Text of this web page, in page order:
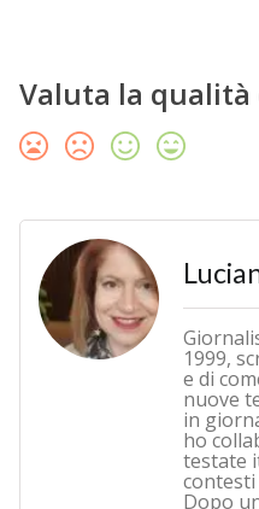
Valuta la
1999,
e di
nuove
in
ho
testate
Dopo